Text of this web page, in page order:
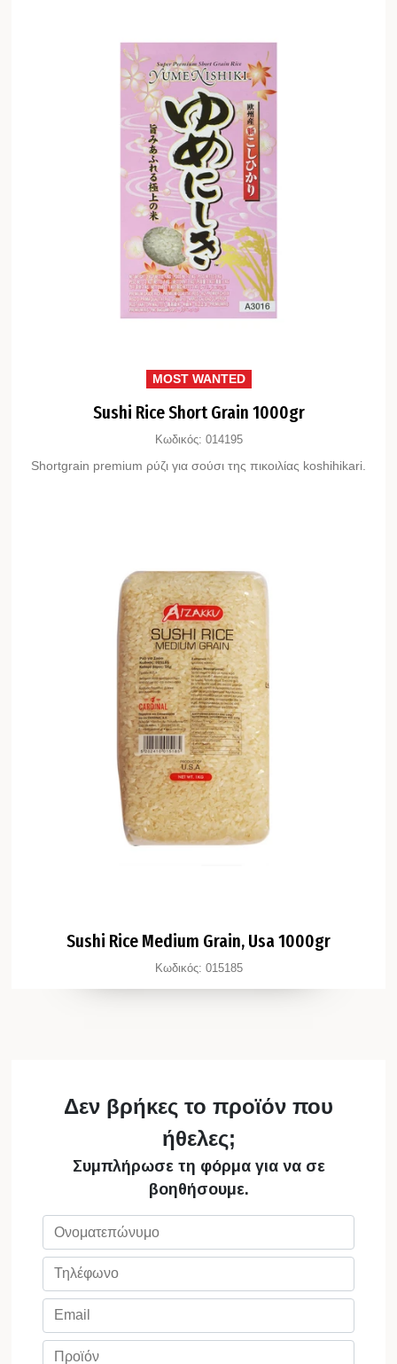
MOST WANTED
Sushi Rice Short Grain 1000gr
Κωδικός: 014195
Shortgrain premium ρύζι για σούσι της πικοιλίας koshihikari.
Sushi Rice Medium Grain, Usa 1000gr
Κωδικός: 015185
Δεν βρήκες το προϊόν που
ήθελες;
Συμπλήρωσε τη φόρμα για να σε
βοηθήσουμε.